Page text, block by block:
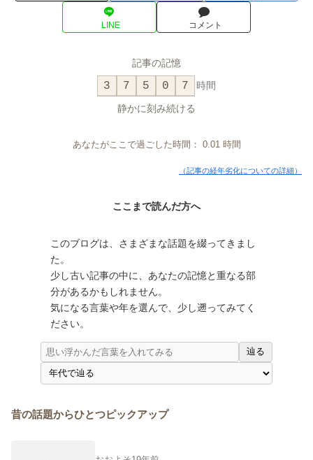
LINE コメント
記事の記憶
3 7 5 0 7 時間
静かに刻み続ける
あなたがここで過ごした時間： 0.01時間
（記事の経年劣化についての詳細）
ここまで読んだ方へ
このブログは、さまざまな話題を綴ってきまし
た。
少し古い記事の中に、あなたの記憶と重なる部
分があるかもしれません。
気になる言葉や年を選んで、少し遡ってみてく
ださい。
辿る
昔の話題からひとつピックアップ